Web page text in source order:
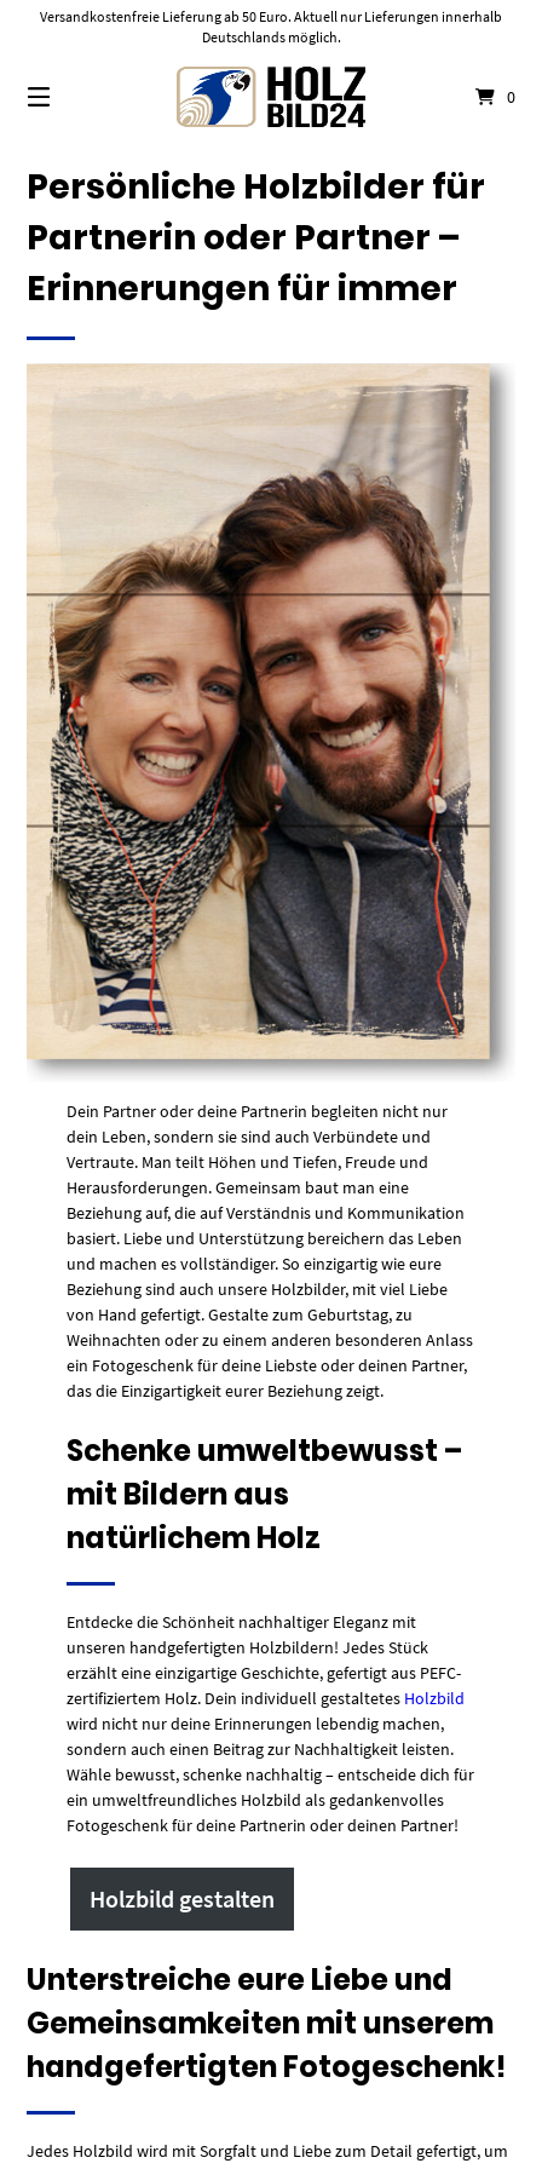
SpringeVersandkostenfreie Lieferung ab 50 Euro. Aktuell nur Lieferungen innerhalb
Deutschlands möglich.
0
Persönliche Holzbilder für
Partnerin oder Partner –
Erinnerungen für immer
Dein Partner oder deine Partnerin begleiten nicht nur
dein Leben, sondern sie sind auch Verbündete und
Vertraute. Man teilt Höhen und Tiefen, Freude und
Herausforderungen. Gemeinsam baut man eine
Beziehung auf, die auf Verständnis und Kommunikation
basiert. Liebe und Unterstützung bereichern das Leben
und machen es vollständiger. So einzigartig wie eure
Beziehung sind auch unsere Holzbilder, mit viel Liebe
von Hand gefertigt. Gestalte zum Geburtstag, zu
Weihnachten oder zu einem anderen besonderen Anlass
ein Fotogeschenk für deine Liebste oder deinen Partner,
das die Einzigartigkeit eurer Beziehung zeigt.
Schenke umweltbewusst –
mit Bildern aus
natürlichem Holz
Entdecke die Schönheit nachhaltiger Eleganz mit
unseren handgefertigten Holzbildern! Jedes Stück
erzählt eine einzigartige Geschichte, gefertigt aus PEFC-
zertifiziertem Holz. Dein individuell gestaltetes Holzbild
wird nicht nur deine Erinnerungen lebendig machen,
sondern auch einen Beitrag zur Nachhaltigkeit leisten.
Wähle bewusst, schenke nachhaltig – entscheide dich für
ein umweltfreundliches Holzbild als gedankenvolles
Fotogeschenk für deine Partnerin oder deinen Partner!
Holzbild gestalten
Unterstreiche eure Liebe und
Gemeinsamkeiten mit unserem
handgefertigten Fotogeschenk!
Jedes Holzbild wird mit Sorgfalt und Liebe zum Detail gefertigt, um